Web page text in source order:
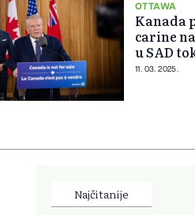
OTTAWA
Kanada
carine
u SAD
pregovora
11. 03. 2025.
Najčitanije